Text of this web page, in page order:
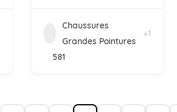
Chaussures
Grandes Pointures
+1
581